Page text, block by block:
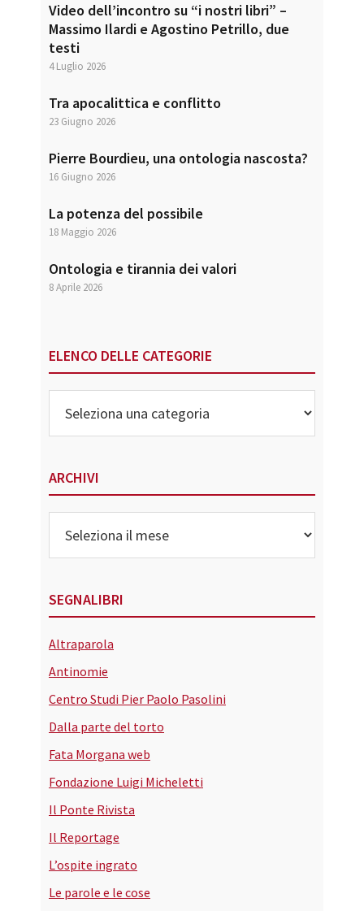
Video dell’incontro su “i nostri libri” –
Massimo Ilardi e Agostino Petrillo, due
testi
4 Luglio 2026
Tra apocalittica e conflitto
23 Giugno 2026
Pierre Bourdieu, una ontologia nascosta?
16 Giugno 2026
La potenza del possibile
18 Maggio 2026
Ontologia e tirannia dei valori
8 Aprile 2026
ELENCO DELLE CATEGORIE
delle
Categorie
ARCHIVI
SEGNALIBRI
Altraparola
Antinomie
Centro Studi Pier Paolo Pasolini
Dalla parte del torto
Fata Morgana web
Fondazione Luigi Micheletti
Il Ponte Rivista
Il Reportage
L’ospite ingrato
Le parole e le cose